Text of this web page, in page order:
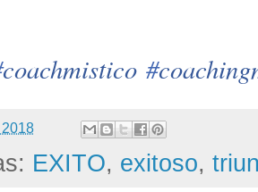
coachmistico #
EXITO, exitoso,